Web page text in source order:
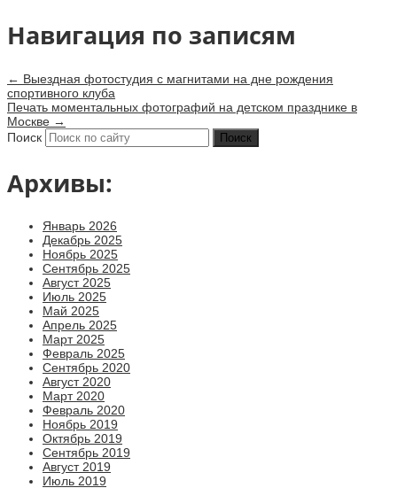
Навигация по записям
← Выездная фотостудия с магнитами на дне рождения
спортивного клуба
Печать моментальных фотографий на детском празднике в
Москве →
Поиск
Архивы:
Январь 2026
Декабрь 2025
Ноябрь 2025
Сентябрь 2025
Август 2025
Июль 2025
Май 2025
Апрель 2025
Март 2025
Февраль 2025
Сентябрь 2020
Август 2020
Март 2020
Февраль 2020
Ноябрь 2019
Октябрь 2019
Сентябрь 2019
Август 2019
Июль 2019